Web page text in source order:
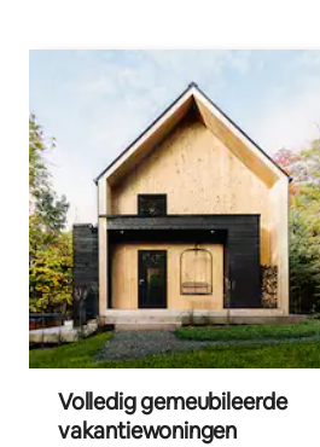
Volledig gemeubileerde
vakantiewoningen